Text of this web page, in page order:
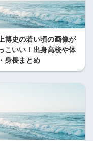
博史の若い頃の画像が
こいい！出身高校や体
身長まとめ